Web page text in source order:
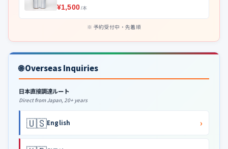
¥1,500 /本
予約受付中・先着順
🌐 Overseas Inquiries
日本直接調達ルート
Direct from Japan, 20+ years
🇺🇸English ›